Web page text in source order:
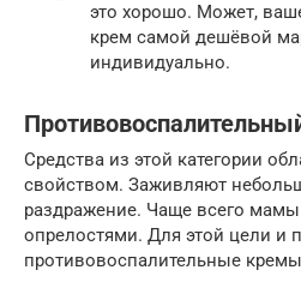
это хорошо. Может,
крем самой дешёвой
индивидуально.
Средства из этой категории
свойством. Заживляют
раздражение. Чаще всего мамы
опрелостями. Для этой цели и
противовоспалительные